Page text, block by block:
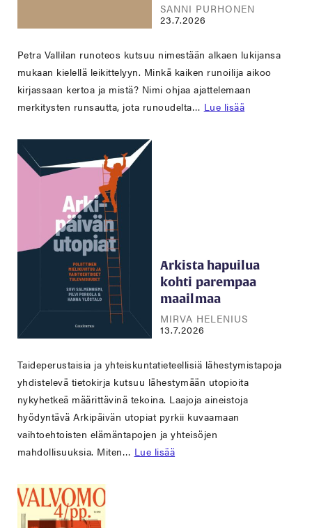
SANNI PURHONEN
23.7.2026
Petra Vallilan runoteos kutsuu nimestään alkaen lukijansa
mukaan kielellä leikittelyyn. Minkä kaiken runoilija aikoo
kirjassaan kertoa ja mistä? Nimi ohjaa ajattelemaan
merkitysten runsautta, jota runoudelta… Lue lisää
Arkista hapuilua
kohti parempaa
maailmaa
MIRVA HELENIUS
13.7.2026
Taideperustaisia ja yhteiskuntatieteellisiä lähestymistapoja
yhdistelevä tietokirja kutsuu lähestymään utopioita
nykyhetkeä määrittävinä tekoina. Laajoja aineistoja
hyödyntävä Arkipäivän utopiat pyrkii kuvaamaan
vaihtoehtoisten elämäntapojen ja yhteisöjen
mahdollisuuksia. Miten… Lue lisää